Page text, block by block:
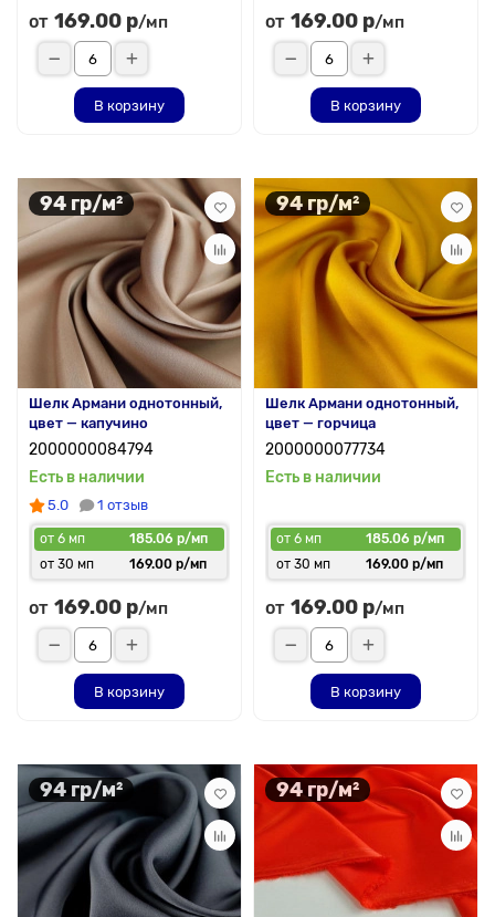
от 169.00 р/мп
В корзину
от 169.00 р/мп
В корзину
94 гр/м²
Шелк Армани однотонный,
цвет — капучино
2000000084794
Есть в наличии
5.0 1 отзыв
от 6 мп
185.06 р/мп
от 30 мп
169.00 р/мп
от 169.00 р/мп
В корзину
94 гр/м²
Шелк Армани однотонный,
цвет — горчица
2000000077734
Есть в наличии
от 6 мп
185.06 р/мп
от 30 мп
169.00 р/мп
от 169.00 р/мп
В корзину
94 гр/м² 94 гр/м²